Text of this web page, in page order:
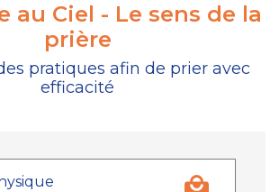
au Ciel - Le sens de la
prière
pratiques afin de prier avec
efficacité